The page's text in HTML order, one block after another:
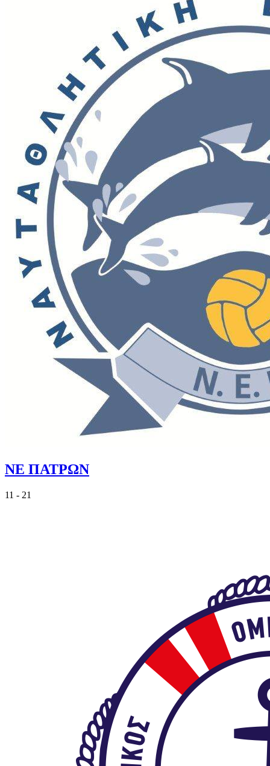
ΝΕ ΠΑΤΡΩΝ
11 - 21